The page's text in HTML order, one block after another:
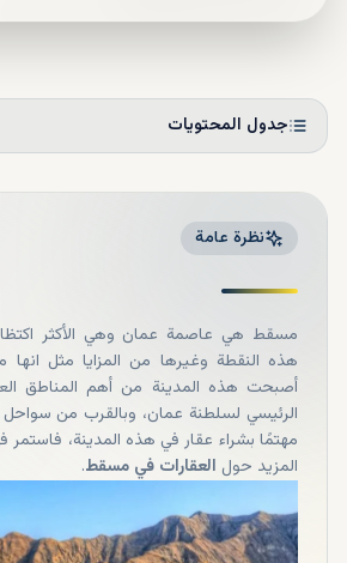
جدول المحتويات
نظرة عامة
مسقط هي عاصمة عمان وهي الأكثر
هذه النقطة وغيرها من المزايا مثل
أصبحت هذه المدينة من أهم المناطق
الرئيسي لسلطنة عمان، وبالقرب من
مهتمًا بشراء عقار في هذه المدينة، فاستمر
المزيد حول العقارات في مسقط.